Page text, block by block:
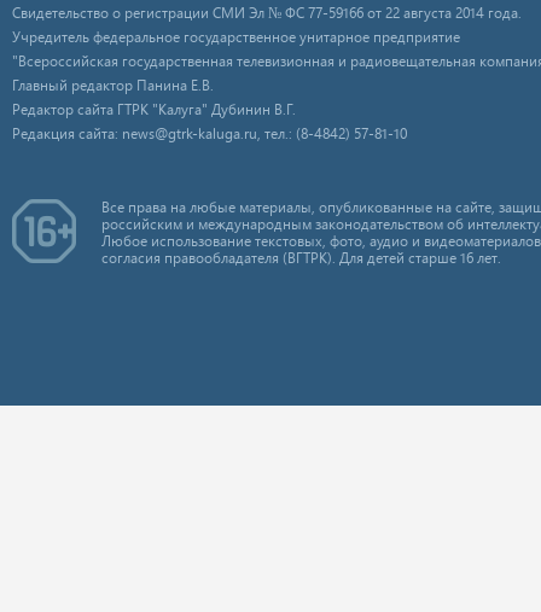
Свидетельство о регистрации СМИ Эл № ФС 77-59166 от 22 августа 2014 года.
Учредитель федеральное государственное унитарное предприятие
"Всероссийская государственная телевизионная и радиовещательная
Главный редактор Панина Е.В.
Редактор сайта ГТРК "Калуга" Дубинин В.Г.
Редакция сайта: news@gtrk-kaluga.ru, тел.: (8-4842) 57-81-10
Все права на любые материалы, опубликованные на сайте,
российским и международным законодательством об
Любое использование текстовых, фото, аудио и
согласия правообладателя (ВГТРК). Для детей старше 16 лет.